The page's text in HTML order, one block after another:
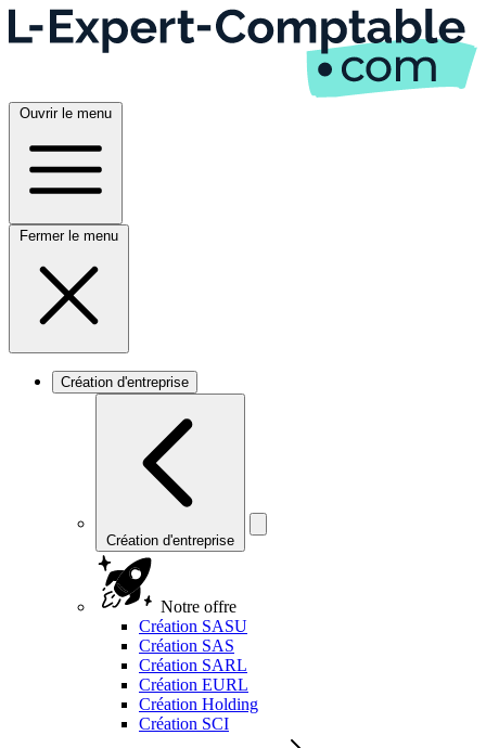
Ouvrir le menu
Fermer le menu
Création d'entreprise
Création d'entreprise
Notre offre
Création SASU
Création SAS
Création SARL
Création EURL
Création Holding
Création SCI